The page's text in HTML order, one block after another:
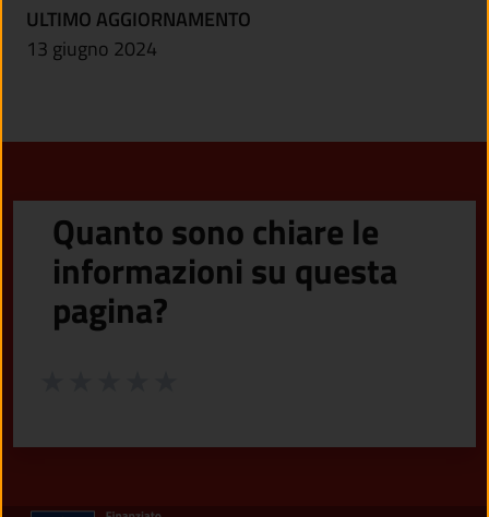
ULTIMO AGGIORNAMENTO
13 giugno 2024
Quanto sono chiare le
informazioni su questa
pagina?